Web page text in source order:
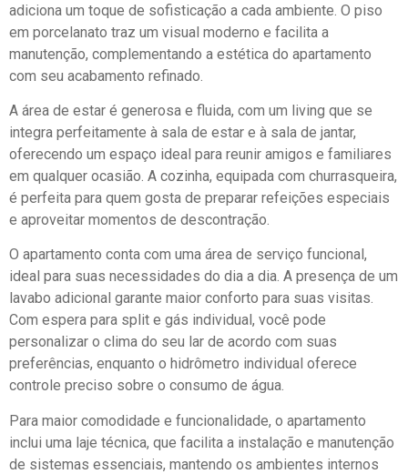
adiciona um toque de sofisticação a cada ambiente. O piso
em porcelanato traz um visual moderno e facilita a
manutenção, complementando a estética do apartamento
com seu acabamento refinado.
A área de estar é generosa e fluida, com um living que se
integra perfeitamente à sala de estar e à sala de jantar,
oferecendo um espaço ideal para reunir amigos e familiares
em qualquer ocasião. A cozinha, equipada com churrasqueira,
é perfeita para quem gosta de preparar refeições especiais
e aproveitar momentos de descontração.
O apartamento conta com uma área de serviço funcional,
ideal para suas necessidades do dia a dia. A presença de um
lavabo adicional garante maior conforto para suas visitas.
Com espera para split e gás individual, você pode
personalizar o clima do seu lar de acordo com suas
preferências, enquanto o hidrômetro individual oferece
controle preciso sobre o consumo de água.
Para maior comodidade e funcionalidade, o apartamento
inclui uma laje técnica, que facilita a instalação e manutenção
de sistemas essenciais, mantendo os ambientes internos